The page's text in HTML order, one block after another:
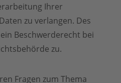
Ihrer
zu verlangen. Des
Beschwerderecht bei
zu.
Fragen zum Thema